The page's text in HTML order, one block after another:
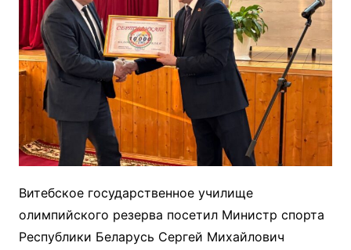
Витебское государственное училище
олимпийского резерва посетил Министр спорта
Республики Беларусь Сергей Михайлович